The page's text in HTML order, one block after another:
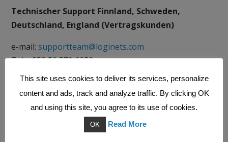
Technischer Support Finnland, Schweden,
Deutschland, England (Vertragskunden)
e-mail:supportteam@loginets.com
Tel: +358 50 570 6252
Folge Uns
Folgen
This site uses cookies to deliver its services, personalize
content and ads, track and analyze traffic. By clicking OK
and using this site, you agree to its use of cookies.
OK Read More